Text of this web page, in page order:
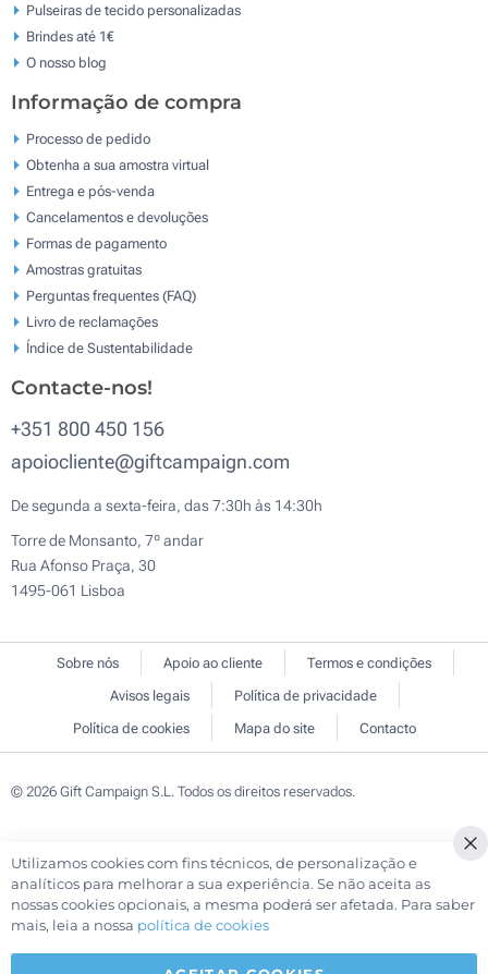
Pulseiras de tecido personalizadas
Brindes até 1€
O nosso blog
Informação de compra
Processo de pedido
Obtenha a sua amostra virtual
Entrega e pós-venda
Cancelamentos e devoluções
Formas de pagamento
Amostras gratuitas
Perguntas frequentes (FAQ)
Livro de reclamaçōes
Índice de Sustentabilidade
Contacte-nos!
+351 800 450 156
apoiocliente@giftcampaign.com
De segunda a sexta-feira, das 7:30h às 14:30h
Torre de Monsanto, 7º andar
Rua Afonso Praça, 30
1495-061 Lisboa
Sobre nós Apoio ao cliente
Termos e condições
Avisos legais
Política de privacidade
Política de cookies
Mapa do site Contacto
© 2026 Gift Campaign S.L. Todos os direitos reservados.
Utilizamos cookies com fins técnicos, de personalização e
analíticos para melhorar a sua experiência. Se não aceita as
nossas cookies opcionais, a mesma poderá ser afetada. Para saber
mais, leia a nossa política de cookies